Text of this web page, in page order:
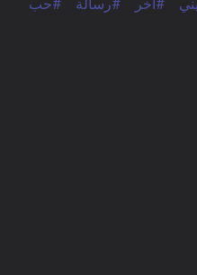
#اخر #رسالة
#حب